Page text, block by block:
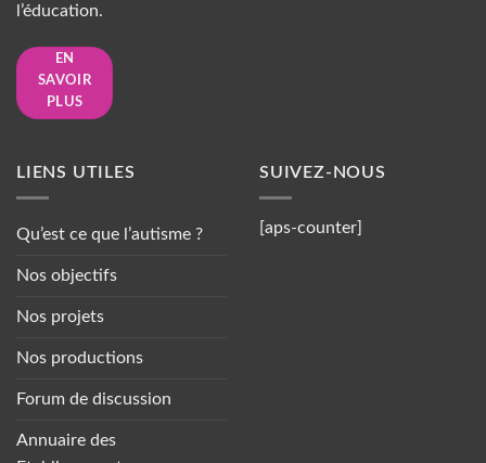
l’éducation.
EN
SAVOIR
PLUS
LIENS UTILES
Qu’est ce que l’autisme ?
Nos objectifs
Nos projets
Nos productions
Forum de discussion
Annuaire des
SUIVEZ-NOUS
[aps-counter]